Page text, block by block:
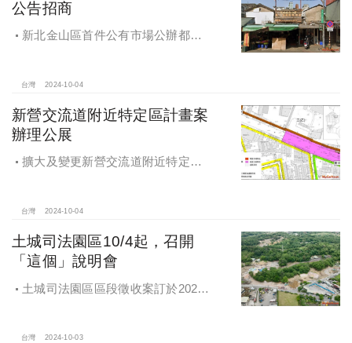
公告招商
新北金山區首件公有市場公辦都更
台灣 2024-10-04
新營交流道附近特定區計畫案
辦理公展
擴大及變更新營交流道附近特定區
台灣 2024-10-04
土城司法園區10/4起，召開
「這個」說明會
土城司法園區區段徵收案訂於2024
台灣 2024-10-03